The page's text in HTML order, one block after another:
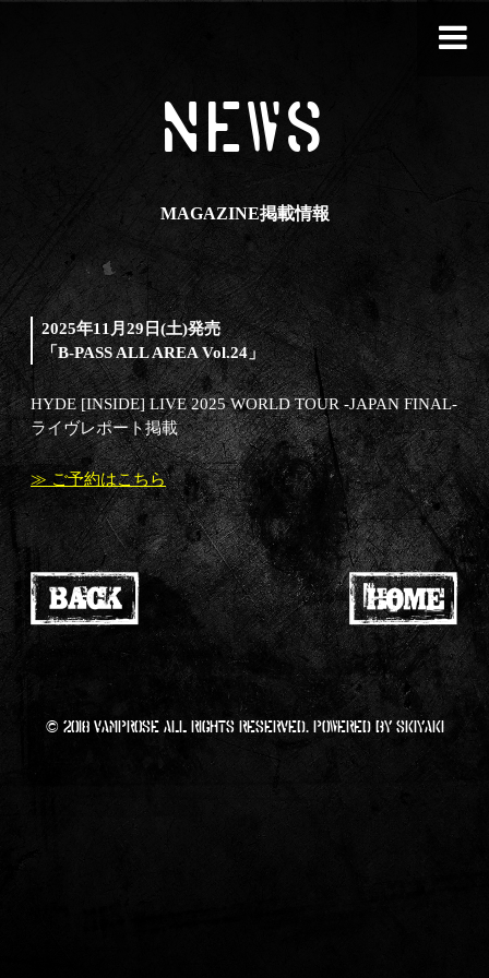
NEWS
MAGAZINE掲載情報
2025年11月29日(土)発売
「B-PASS ALL AREA Vol.24」
HYDE [INSIDE] LIVE 2025 WORLD TOUR -JAPAN FINAL-
ライヴレポート掲載
≫ ご予約はこちら
© 2018 VAMPROSE All RIGHTS Reserved. Powered by SKIYAKI